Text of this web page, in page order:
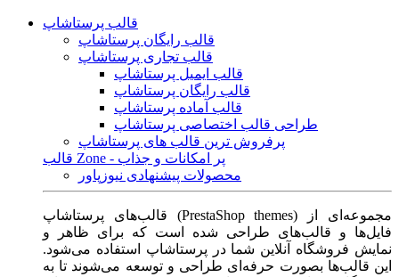
قالب پرستاشاپ
قالب رایگان پرستاشاپ
قالب تجاری پرستاشاپ
قالب ایمیل پرستاشاپ
قالب رایگان پرستاشاپ
قالب آماده پرستاشاپ
طراحی قالب اختصاصی پرستاشاپ
پرفروش ترین قالب های پرستاشاپ
قالب Zone - پر امکانات و جذاب
محصولات پیشنهادی نیوزپاور
قالب‌های پرستاشاپ (PrestaShop themes) مجموعه‌ای از
فایل‌ها و قالب‌های طراحی شده است که برای ظاهر و
نمایش فروشگاه آنلاین شما در پرستاشاپ استفاده می‌شود.
این قالب‌ها بصورت حرفه‌ای طراحی و توسعه می‌شوند تا به